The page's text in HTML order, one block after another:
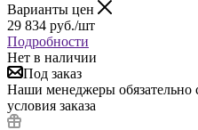
Варианты цен
29 834 руб./шт
Подробности
Нет в наличии
Под заказ
Наши менеджеры обязательно
условия заказа